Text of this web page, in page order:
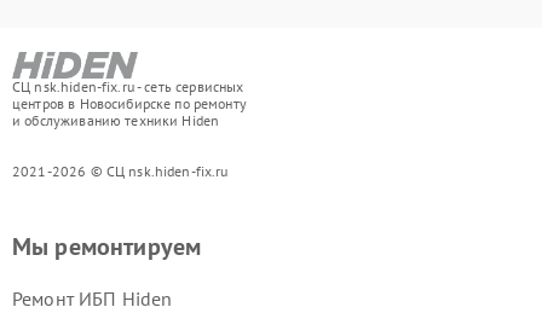
СЦ nsk.hiden-fix.ru - сеть сервисных
центров в Новосибирске по ремонту
и обслуживанию техники Hiden
2021-2026 © СЦ nsk.hiden-fix.ru
Мы ремонтируем
Ремонт ИБП Hiden